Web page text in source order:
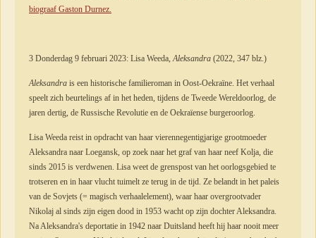
biograaf Gaston Durnez.
3 Donderdag 9 februari 2023: Lisa Weeda,Aleksandra (2022, 347 blz.)
Aleksandra is een historische familieroman in Oost-Oekraïne. Het verhaal
speelt zich beurtelings af in het heden, tijdens de Tweede Wereldoorlog, de
jaren dertig, de Russische Revolutie en de Oekraïense burgeroorlog.
Lisa Weeda reist in opdracht van haar vierennegentigjarige grootmoeder
Aleksandra naar Loegansk, op zoek naar het graf van haar neef Kolja, die
sinds 2015 is verdwenen. Lisa weet de grenspost van het oorlogsgebied te
trotseren en in haar vlucht tuimelt ze terug in de tijd. Ze belandt in het paleis
van de Sovjets (= magisch verhaalelement), waar haar overgrootvader
Nikolaj al sinds zijn eigen dood in 1953 wacht op zijn dochter Aleksandra.
Na Aleksandra's deportatie in 1942 naar Duitsland heeft hij haar nooit meer